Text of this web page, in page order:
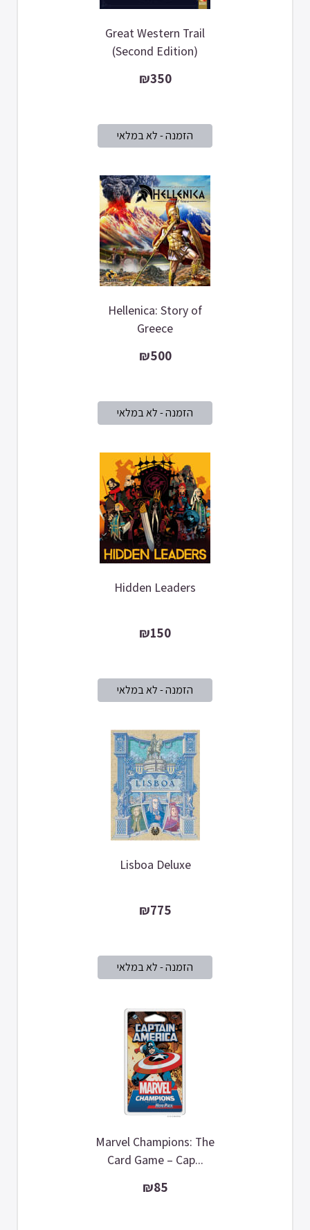
Great Western Trail
(Second Edition)
₪350
Hellenica: Story of
Greece
₪500
Hidden Leaders
₪150
Lisboa Deluxe
₪775
Marvel Champions: The
Card Game – Cap...
₪85